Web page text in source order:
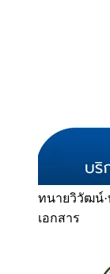
ทนายวิวัฒน์·
เอกสาร